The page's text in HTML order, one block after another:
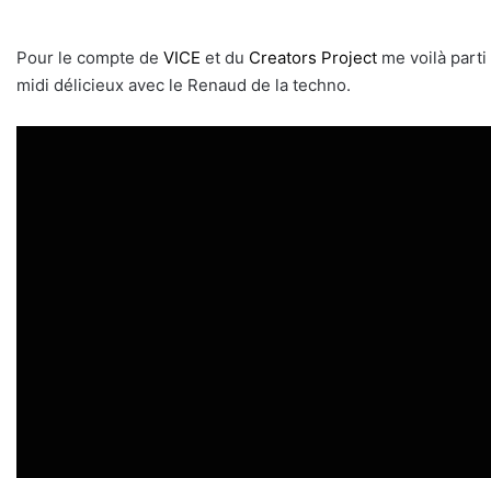
Pour le compte de VICE et du Creators Project me voilà
midi délicieux avec le Renaud de la techno.